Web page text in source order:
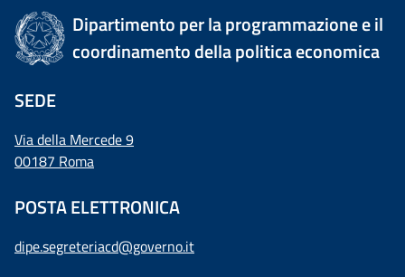
Dipartimento per la programmazione e il
coordinamento della politica economica
SEDE
Via della Mercede 9
00187 Roma
POSTA ELETTRONICA
dipe.segreteriacd@governo.it